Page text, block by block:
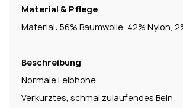
Material & Pflege
Material: 56% Baumwolle, 42% Nylon,
Beschreibung
Normale Leibhohe
Verkurztes, schmal zulaufendes Bein